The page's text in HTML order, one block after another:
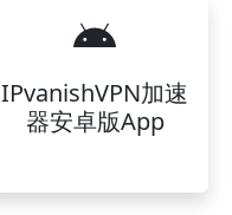
IPvanishVPN加速
器安卓版App